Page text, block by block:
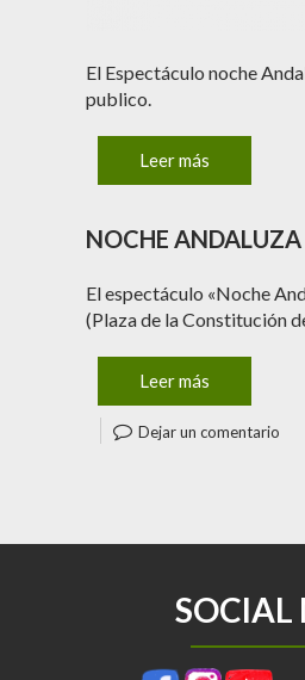
El Espectáculo noche
publico.
Leer más
NOCHE
El espectáculo «Noche
(Plaza de la Constitución
Leer más
Dejar un comentario
SOCIAL